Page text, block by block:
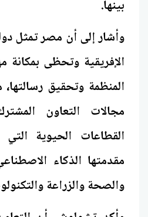
بينها.
وأشار إلى أن مصر تمثل
الإفريقية وتحظى
المنظمة وتحقيق
مجالات التعاون
القطاعات الحيوية
مقدمتها الذكاء
والصحة والزراعة